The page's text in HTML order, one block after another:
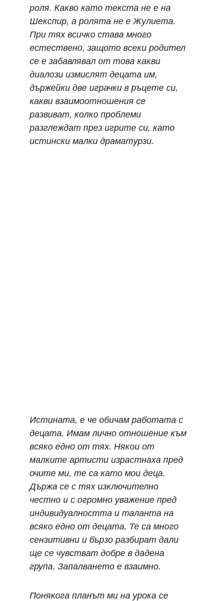
роля. Какво като текста не е на
Шекспир, а ролята не е Жулиета.
При тях всичко става много
естествено, защото всеки родител
се е забавлявал от това какви
диалози измислят децата им,
държейки две играчки в ръцете си,
какви взаимоотношения се
развиват, колко проблеми
разглеждат през игрите си, като
истински малки драматурзи.
Истината, е че обичам работата с
децата. Имам лично отношение към
всяко едно от тях. Някои от
малките артисти израстнаха пред
очите ми, те са като мои деца.
Държа се с тях изключително
честно и с огромно уважение пред
индивидуалността и таланта на
всяко едно от децата. Те са много
сензитивни и бързо разбират дали
ще се чувстват добре в дадена
група. Запалването е взаимно.
Понякога планът ми на урока се